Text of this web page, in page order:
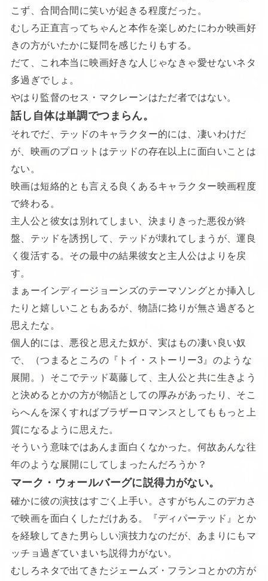
こず、合間合間に笑いが起きる程度だった。
むしろ正直言ってちゃんと本作を楽しめたにわか映画好
きの方がいたかに疑問を感じたりもする。
だて、これ本当に映画好きな人じゃなきゃ愛せないネタ
多過ぎでしょ。
やはり監督のセス・マクレーンはただ者ではない。
話し自体は単調でつまらん。
それでだ、テッドのキャラクター的には、凄いわけだ
が、映画のプロットはテッドの存在以上に面白いことは
ない。
映画は短絡的とも言える良くあるキャラクター映画程度
で終わる。
主人公と彼女は別れてしまい、決まりきった悪役が終
盤、テッドを誘拐して、テッドが壊れてしまうが、運良
く復活する。その最中の結果彼女と主人公はよりを戻
す。
まぁーインディージョーンズのテーマソングとか挿入し
たりと嬉しいこともあるが、物語に捻りが無さ過ぎると
思えたな。
個人的には、悪役と思えた奴が、実はもの凄い良い奴
で、（つまるところの『トイ・ストーリー3』のような
展開。）そこでテッド葛藤して、主人公と共に生きよう
と決めるとかの方が物語としての厚みがあったり、そこ
らへんを深くすればブラザーロマンスとしてももっと上
質になるように思えた。
そういう意味ではあんま面白くなかった。何故あんな往
年のような展開にしてしまったんだろうか？
マーク・ウォールバーグに説得力がない。
確かに彼の演技はすごく上手い。さすがちんこのデカさ
で映画を面白くしただけある。『ディパーテッド』とか
を経験してきた男らしい演技力なのだが、あまりにもマ
ッチョ過ぎていまいち説得力がない。
むしろネタで出てきたジェームズ・フランコとかの方が